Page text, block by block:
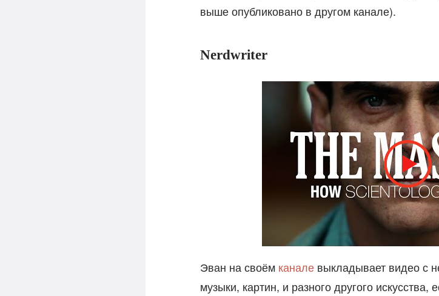
выше опубликовано в другом канале).
Nerdwriter
Эван на своём канале выкладывает видео с
музыки, картин, и разного другого